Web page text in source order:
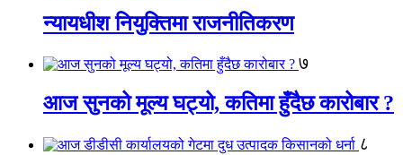
न्यायधीश नियुक्तिमा राजनीतिकरण
७
आज सुनको मूल्य घट्यो, कतिमा हुँदैछ कारोबार ?
८